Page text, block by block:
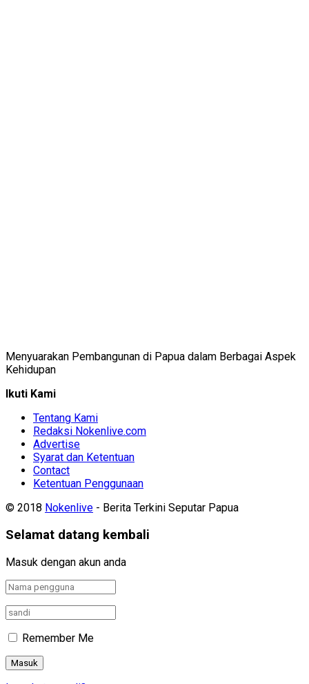
Menyuarakan Pembangunan di Papua dalam Berbagai Aspek
Kehidupan
Ikuti Kami
Tentang Kami
Redaksi Nokenlive.com
Advertise
Syarat dan Ketentuan
Contact
Ketentuan Penggunaan
© 2018 Nokenlive - Berita Terkini Seputar Papua
Selamat datang kembali
Masuk dengan akun anda
Remember Me